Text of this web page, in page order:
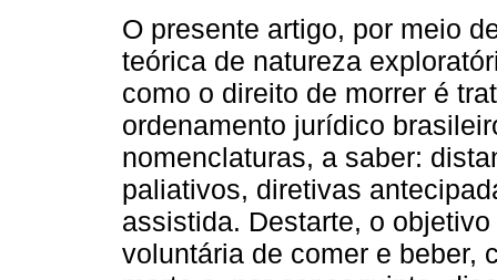
O presente artigo, por meio
teórica de natureza
como o direito de morrer é
ordenamento jurídico
nomenclaturas, a saber:
paliativos, diretivas
assistida. Destarte, o
voluntária de comer e beber,